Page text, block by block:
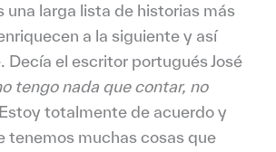
una larga lista de historias más
a la siguiente y así
Decía el escritor portugués José
tengo nada que contar, no
Estoy totalmente de acuerdo y
tenemos muchas cosas que